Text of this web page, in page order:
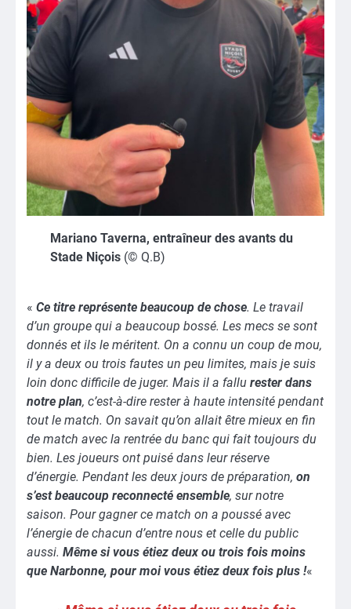
Mariano Taverna, entraîneur des avants du
Stade Niçois (© Q.B)
« Ce titre représente beaucoup de chose. Le travail
d’un groupe qui a beaucoup bossé. Les mecs se sont
donnés et ils le méritent. On a connu un coup de mou,
il y a deux ou trois fautes un peu limites, mais je suis
loin donc difficile de juger. Mais il a fallu rester dans
notre plan, c’est-à-dire rester à haute intensité pendant
tout le match. On savait qu’on allait être mieux en fin
de match avec la rentrée du banc qui fait toujours du
bien. Les joueurs ont puisé dans leur réserve
d’énergie. Pendant les deux jours de préparation, on
s’est beaucoup reconnecté ensemble, sur notre
saison. Pour gagner ce match on a poussé avec
l’énergie de chacun d’entre nous et celle du public
aussi. Même si vous étiez deux ou trois fois moins
que Narbonne, pour moi vous étiez deux fois plus !«